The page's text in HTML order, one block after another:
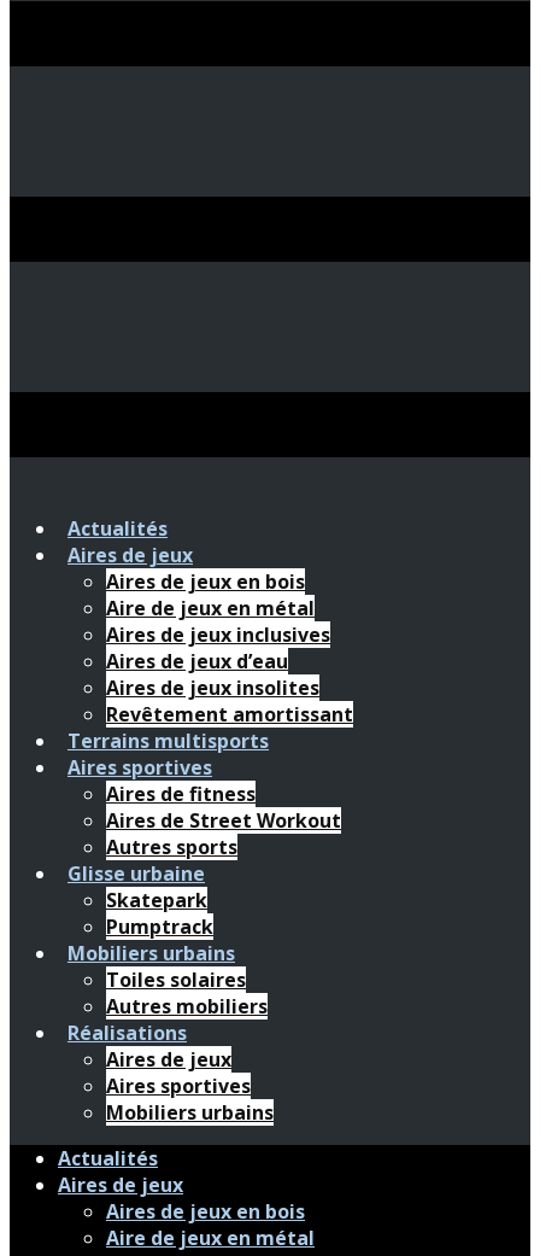
Actualités
Aires de jeux
Aires de jeux en bois
Aire de jeux en métal
Aires de jeux inclusives
Aires de jeux d’eau
Aires de jeux insolites
Revêtement amortissant
Terrains multisports
Aires sportives
Aires de fitness
Aires de Street Workout
Autres sports
Glisse urbaine
Skatepark
Pumptrack
Mobiliers urbains
Toiles solaires
Autres mobiliers
Réalisations
Aires de jeux
Aires sportives
Mobiliers urbains
Actualités
Aires de jeux
Aires de jeux en bois
Aire de jeux en métal